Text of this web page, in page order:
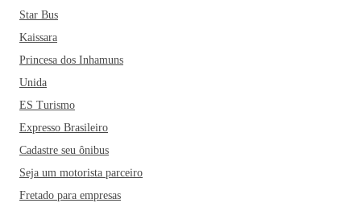
Star Bus
Kaissara
Princesa dos Inhamuns
Unida
ES Turismo
Expresso Brasileiro
Cadastre seu ônibus
Seja um motorista parceiro
Fretado para empresas